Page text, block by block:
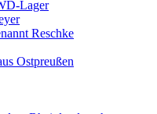
Lager
Reschke
Ostpreußen